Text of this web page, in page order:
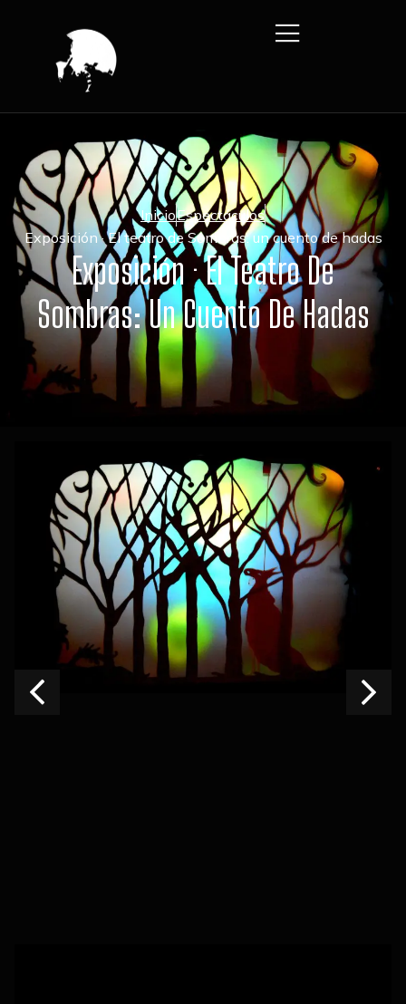
InicioEspectáculos
Exposición · El teatro de Sombras: un cuento de hadas
Exposición · El Teatro De
Sombras: Un Cuento De Hadas